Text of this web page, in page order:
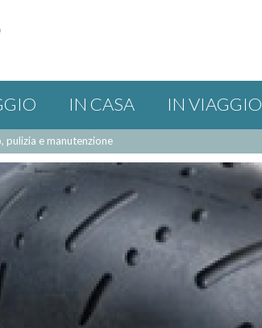
IN CASA IN VIAGGIO
pulizia e manutenzione